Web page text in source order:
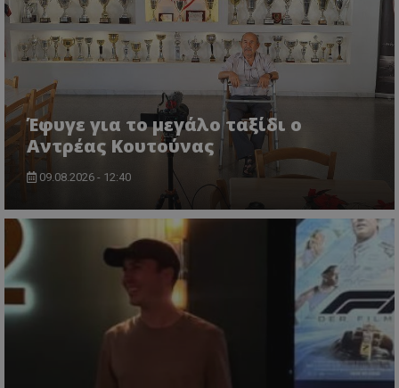
Έφυγε για το μεγάλο ταξίδι ο
Αντρέας Κουτούνας
09.08.2026 - 12:40